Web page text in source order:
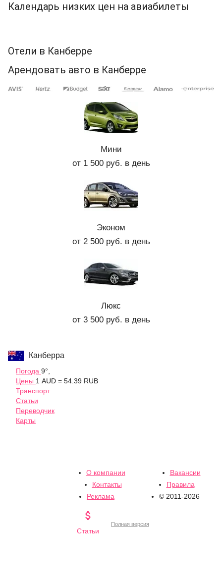
Календарь низких цен на авиабилеты
Отели в Канберре
Арендовать авто в Канберре
Мини
от 1 500 руб. в день
Эконом
от 2 500 руб. в день
Люкс
от 3 500 руб. в день
Канберра
Погода 9°,
Цены 1 AUD = 54.39 RUB
Транспорт
Статьи
Переводчик
Карты
О компании
Вакансии
Контакты
Правила
Реклама
© 2011-2026

Статьи
Полная версия